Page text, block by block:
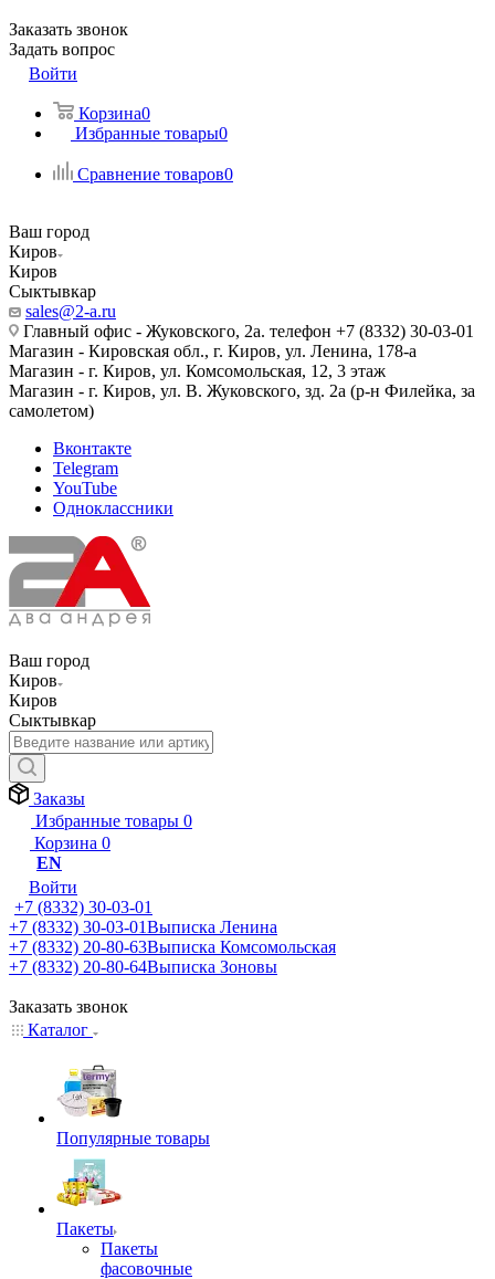
Заказать звонок
Задать вопрос
Войти
Корзина0
Избранные товары0
Сравнение товаров0
Ваш город
Киров
Киров
Сыктывкар
sales@2-a.ru
Главный офис - Жуковского, 2а. телефон +7 (8332) 30-03-01
Магазин - Кировская обл., г. Киров, ул. Ленина, 178-а
Магазин - г. Киров, ул. Комсомольская, 12, 3 этаж
Магазин - г. Киров, ул. В. Жуковского, зд. 2а (р-н Филейка, за
самолетом)
Вконтакте
Telegram
YouTube
Одноклассники
Ваш город
Киров
Киров
Сыктывкар
Заказы
Избранные товары 0
Корзина 0
EN
Войти
+7 (8332) 30-03-01
+7 (8332) 30-03-01Выписка Ленина
+7 (8332) 20-80-63Выписка Комсомольская
+7 (8332) 20-80-64Выписка Зоновы
Заказать звонок
Каталог
Популярные товары
Пакеты
Пакеты
фасовочные